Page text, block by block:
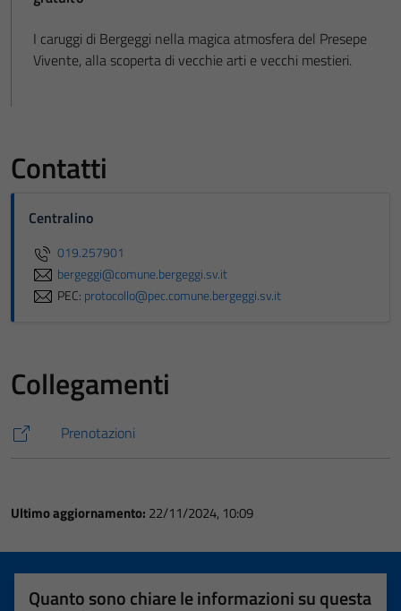
I caruggi di Bergeggi nella magica atmosfera del Presepe
Vivente, alla scoperta di vecchie arti e vecchi mestieri.
Contatti
Centralino
019.257901
bergeggi@comune.bergeggi.sv.it
PEC: protocollo@pec.comune.bergeggi.sv.it
Collegamenti
Prenotazioni
Ultimo aggiornamento: 22/11/2024, 10:09
Quanto sono chiare le informazioni su questa